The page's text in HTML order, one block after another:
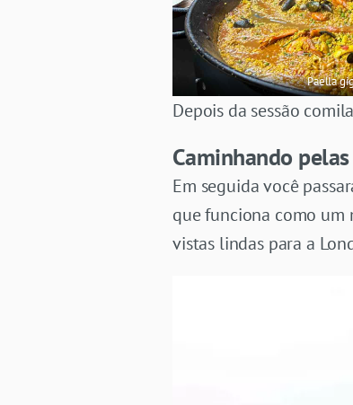
Paella
Depois da sessão
Caminhando
Em seguida você
que funciona como
vistas lindas para a